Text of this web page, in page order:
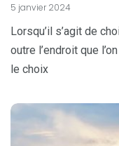
5 janvier 2024
Lorsqu’il s’agit de
outre l’endroit que
le choix